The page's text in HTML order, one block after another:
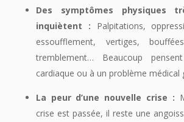
Des symptômes physiques
inquiètent : Palpitations,
essoufflement, vertiges,
tremblement… Beaucoup
cardiaque ou à un problème médical
La peur d’une nouvelle crise :
crise est passée, il reste une